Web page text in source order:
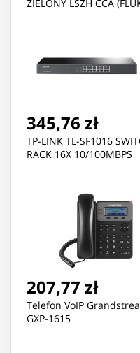
ZIELONY LSZH CCA
345,76 zł
TP-LINK TL-SF1016
RACK 16X 10/100MBPS
207,77 zł
Telefon VoIP
GXP-1615